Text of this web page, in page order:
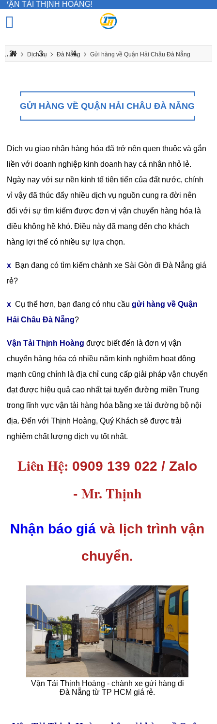
HOÀNG!
Dịch vụ Đà Nẵng Gửi hàng về Quận Hải Châu Đà Nẵng
GỬI HÀNG VỀ QUẬN HẢI CHÂU ĐÀ NẴNG
Dịch vụ giao nhận hàng hóa đã trở nên quen thuộc và gắn
liền với doanh nghiệp kinh doanh hay cá nhân nhỏ lẻ.
Ngày nay với sự nền kinh tế tiên tiến của đất nước, chính
vì vậy đã thúc đẩy nhiều dịch vụ nguồn cung ra đời nên
đối với sự tìm kiếm được đơn vị vận chuyển hàng hóa là
điều không hề khó. Điều này đã mang đến cho khách
hàng lợi thế có nhiều sự lựa chọn.
x Bạn đang có tìm kiếm chành xe Sài Gòn đi Đà Nẵng giá
rẻ?
x Cụ thể hơn, bạn đang có nhu cầugửi hàng về Quận
Hải Châu Đà Nẵng?
Vận Tải Thịnh Hoàng được biết đến là đơn vị vận
chuyển hàng hóa có nhiều năm kinh nghiệm hoạt động
mạnh cũng chính là địa chỉ cung cấp giải pháp vận chuyển
đạt được hiệu quả cao nhất tại tuyến đường miền Trung
trong lĩnh vực vận tải hàng hóa bằng xe tải đường bộ nội
địa. Đến với Thịnh Hoàng, Quý Khách sẽ được trải
nghiệm chất lượng dịch vụ tốt nhất.
Liên Hệ: 0909 139 022 / Zalo
- Mr. Thịnh
Nhận báo giá và lịch trình vận
chuyển.
Vận Tải Thịnh Hoàng - chành xe gửi hàng đi
Đà Nẵng từ TP HCM giá rẻ.